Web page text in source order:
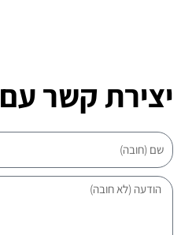
יצירת קשר
שם
הודעה